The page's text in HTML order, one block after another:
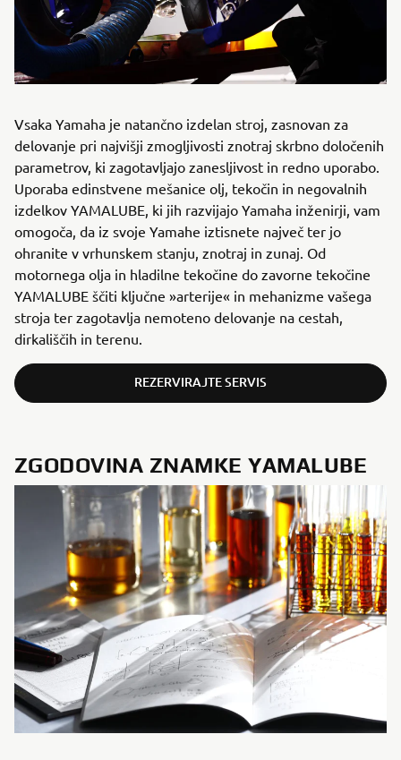
Vsaka Yamaha je natančno izdelan stroj, zasnovan za
delovanje pri najvišji zmogljivosti znotraj skrbno določenih
parametrov, ki zagotavljajo zanesljivost in redno uporabo.
Uporaba edinstvene mešanice olj, tekočin in negovalnih
izdelkov YAMALUBE, ki jih razvijajo Yamaha inženirji, vam
omogoča, da iz svoje Yamahе iztisnete največ ter jo
ohranite v vrhunskem stanju, znotraj in zunaj. Od
motornega olja in hladilne tekočine do zavorne tekočine
YAMALUBE ščiti ključne »arterije« in mehanizme vašega
stroja ter zagotavlja nemoteno delovanje na cestah,
dirkališčih in terenu.
REZERVIRAJTE SERVIS
ZGODOVINA ZNAMKE YAMALUBE